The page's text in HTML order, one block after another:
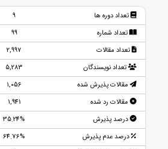
تعداد دوره ها
9
تعداد شماره
99
تعداد مقالات
2,997
تعداد نویسندگان
5,283
مقالات پذیرش شده
1,056
مقالات رد شده
1,941
درصد پذیرش
35.24%
درصد عدم پذیرش
64.76%